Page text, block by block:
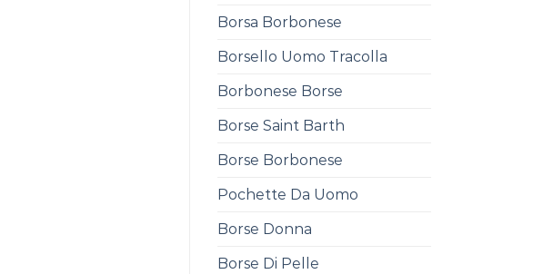
Borsa Borbonese
Borsello Uomo Tracolla
Borbonese Borse
Borse Saint Barth
Borse Borbonese
Pochette Da Uomo
Borse Donna
Borse Di Pelle